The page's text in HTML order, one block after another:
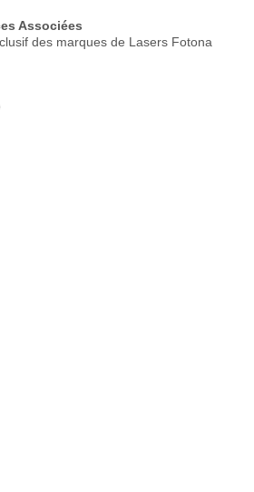
Associées
des marques de Lasers Fotona